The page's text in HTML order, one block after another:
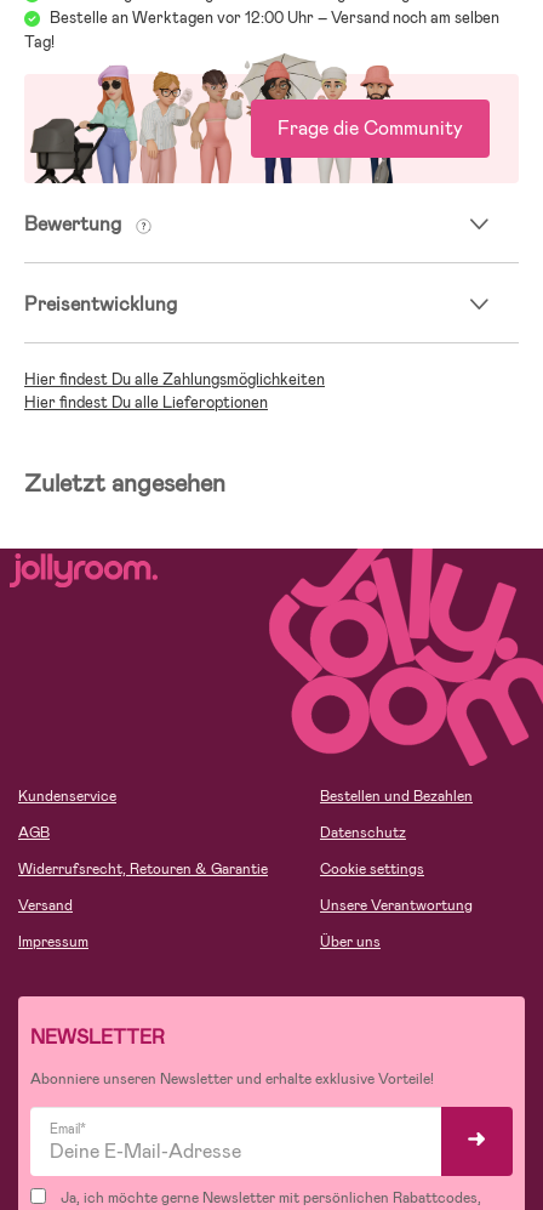
Bestelle an Werktagen vor 12:00 Uhr – Versand noch am selben
Tag!
Frage die Community
Bewertung
Preisentwicklung
Hier findest Du alle Zahlungsmöglichkeiten
Hier findest Du alle Lieferoptionen
Zuletzt angesehen
Kundenservice
AGB
Widerrufsrecht, Retouren & Garantie
Versand
Impressum
Bestellen und Bezahlen
Datenschutz
Cookie settings
Unsere Verantwortung
Über uns
NEWSLETTER
Abonniere unseren Newsletter und erhalte exklusive Vorteile!
Email*
Ja, ich möchte gerne Newsletter mit persönlichen Rabattcodes,